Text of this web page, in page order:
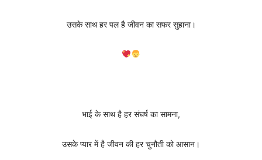
उसके साथ हर पल है जीवन का सफर सुहाना।
भाई के साथ है हर संघर्ष का सामना,
उसके प्यार में है जीवन की हर चुनौती को आसान।